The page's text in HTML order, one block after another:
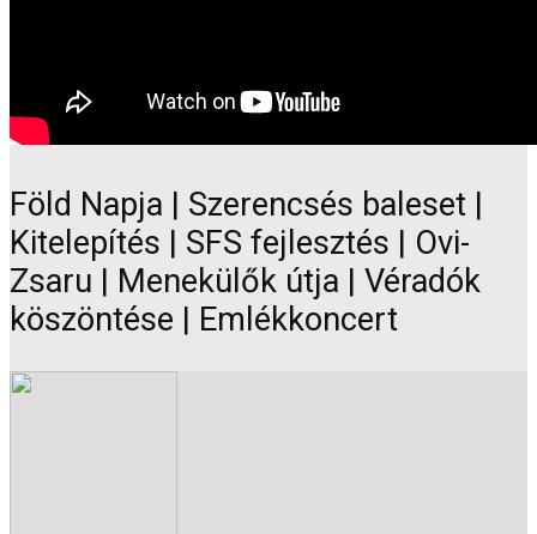
Föld Napja | Szerencsés baleset |
Kitelepítés | SFS fejlesztés | Ovi-
Zsaru | Menekülők útja | Véradók
köszöntése | Emlékkoncert